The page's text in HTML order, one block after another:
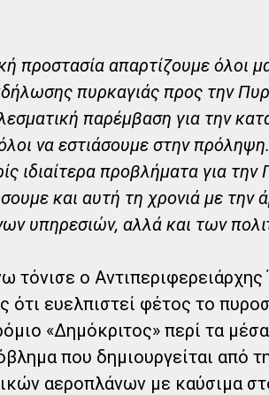
προστασία απαρτίζουμε όλοι
πυρκαγιάς προς την
παρέμβαση για την
να εστιάσουμε στην
ιδιαίτερα προβλήματα για
και αυτή τη χρονιά με την
υπηρεσιών, αλλά και των
τόνισε ο
ότι ευελπιστεί φέτος το
«Δημόκριτος» περί τα
που δημιουργείται από
αεροπλάνων με καύσιμα